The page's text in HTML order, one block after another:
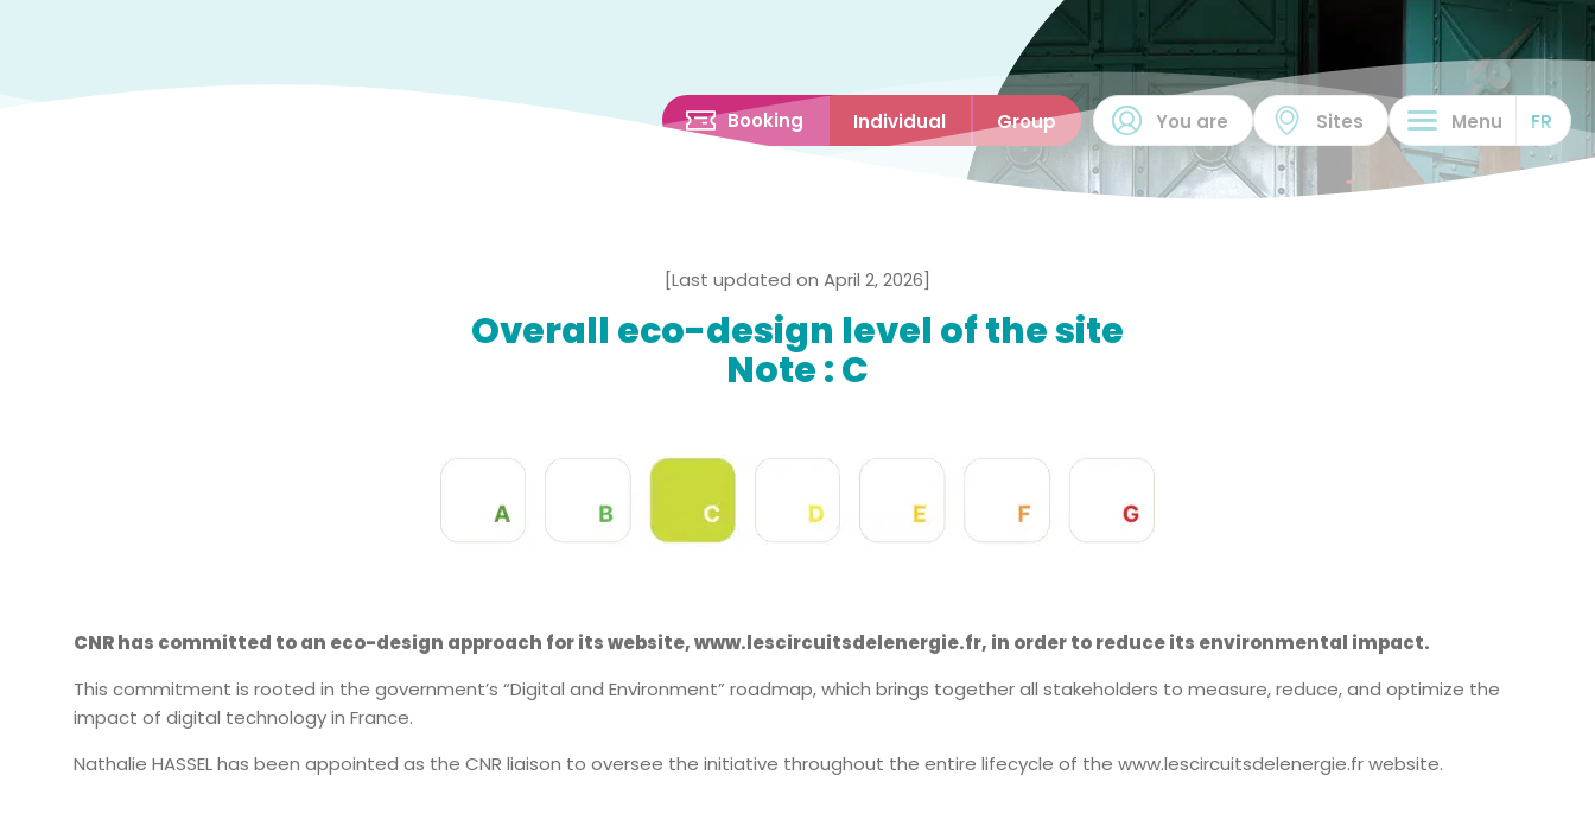
Booking Individual Group You are Sites Menu FR
Eco-design
Declaration
[Last updated on April 2, 2026]
Overall eco-design level of the site
Note : C
CNR has committed to an eco-design approach for its website, www.lescircuitsdelenergie.fr, in order to reduce its environmental impact.
This commitment is rooted in the government’s “Digital and Environment” roadmap, which brings together all stakeholders to measure, reduce, and optimize the
impact of digital technology in France.
Nathalie HASSEL has been appointed as the CNR liaison to oversee the initiative throughout the entire lifecycle of the www.lescircuitsdelenergie.fr website.